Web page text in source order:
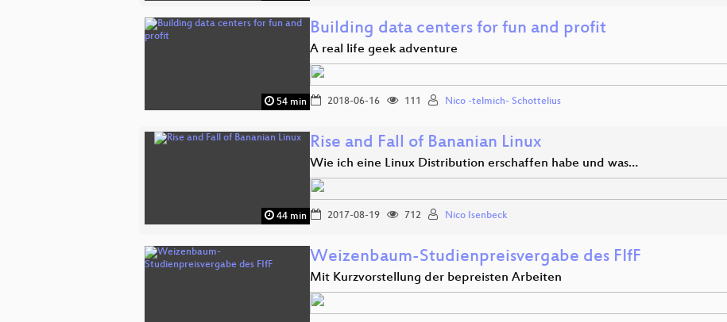
54 min
Building data centers for fun and profit
A real life geek adventure
2018-06-16 111 Nico -telmich- Schottelius
44 min
Rise and Fall of Bananian Linux
Wie ich eine Linux Distribution erschaffen habe und was…
2017-08-19 712 Nico Isenbeck
Weizenbaum-Studienpreisvergabe des FIfF
Mit Kurzvorstellung der bepreisten Arbeiten